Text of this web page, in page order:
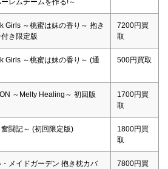
Girls ～桃蜜は妹の香り～ 抱き
き限定版
7200円買
取
Girls ～桃蜜は妹の香り～ (通
500円買取
～Melty Healing～ 初回版
1700円買
取
闘記～ (初回限定版)
1800円買
取
メイドガーデン 抱き枕カバ
7800円買